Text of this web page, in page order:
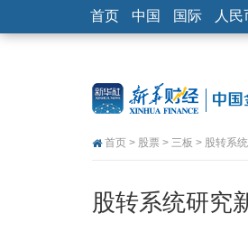
首页 中国 国际 人民
首页 > 股票 > 三板 > 股转系
股转系统研究